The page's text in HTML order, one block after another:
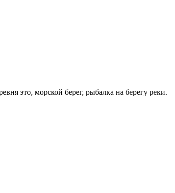
это, морской берег, рыбалка на берегу реки.